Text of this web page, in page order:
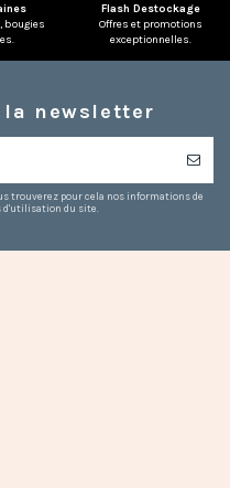
bougies
Flash Destockage
Offres et promotions
exceptionnelles.
la newsletter
trouverez pour cela nos informations de
du site.